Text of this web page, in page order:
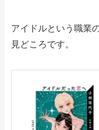
アイドルという職業
見どころです。